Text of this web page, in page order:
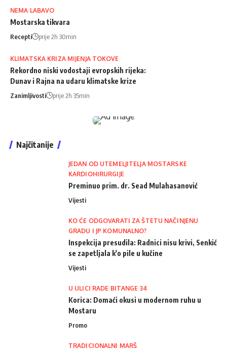
NEMA LABAVO
Mostarska tikvara
Recepti prije 2h 30min
KLIMATSKA KRIZA MIJENJA TOKOVE
Rekordno niski vodostaji evropskih rijeka:
Dunav i Rajna na udaru klimatske krize
Zanimljivosti prije 2h 35min
Najčitanije
JEDAN OD UTEMELJITELJA MOSTARSKE
KARDIOHIRURGIJE
Preminuo prim. dr. Sead Mulahasanović
Vijesti
KO ĆE ODGOVARATI ZA ŠTETU NAČINJENU
GRADU I JP KOMUNALNO?
Inspekcija presudila: Radnici nisu krivi, Senkić
se zapetljala k'o pile u kučine
Vijesti
U ULICI RADE BITANGE 34
Korica: Domaći okusi u modernom ruhu u
Mostaru
Promo
TRADICIONALNI MARŠ